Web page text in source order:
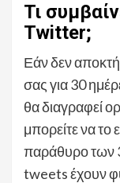
Τι
Twitter;
Εάν δεν
σας για 30
θα διαγραφεί
μπορείτε να το
παράθυρο των
tweets έχουν